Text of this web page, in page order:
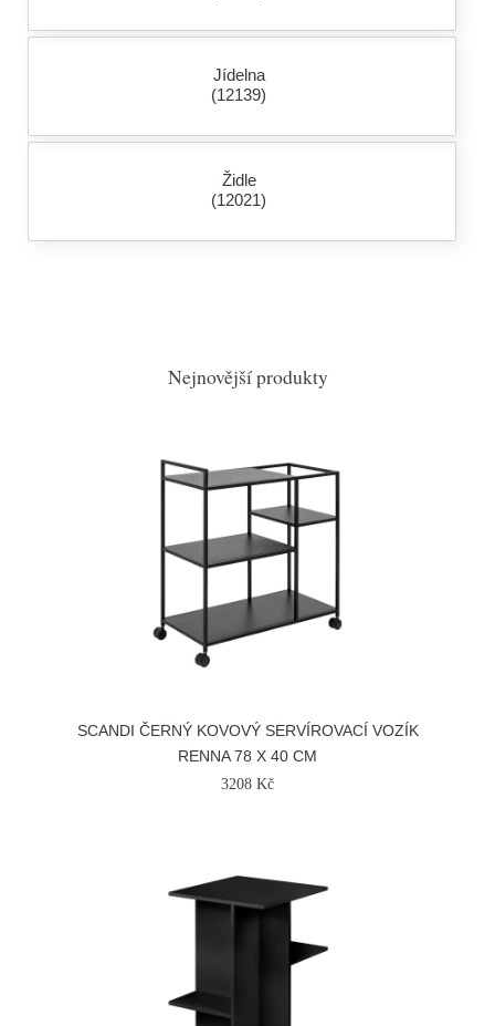
Jídelna
(12139)
Židle
(12021)
Nejnovější produkty
SCANDI ČERNÝ KOVOVÝ SERVÍROVACÍ VOZÍK
RENNA 78 X 40 CM
3208 Kč